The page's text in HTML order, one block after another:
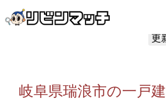
更
岐阜県瑞浪市の一戸